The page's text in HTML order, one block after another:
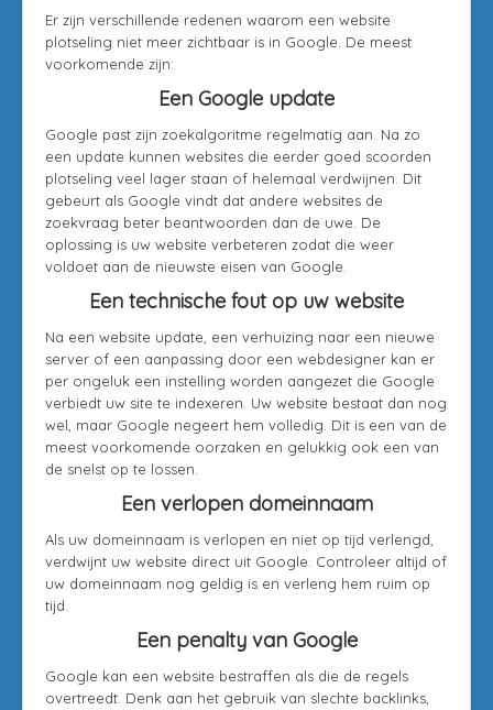
Er zijn verschillende redenen waarom een website
plotseling niet meer zichtbaar is in Google. De meest
voorkomende zijn:
Een Google update
Google past zijn zoekalgoritme regelmatig aan. Na zo
een update kunnen websites die eerder goed scoorden
plotseling veel lager staan of helemaal verdwijnen. Dit
gebeurt als Google vindt dat andere websites de
zoekvraag beter beantwoorden dan de uwe. De
oplossing is uw website verbeteren zodat die weer
voldoet aan de nieuwste eisen van Google.
Een technische fout op uw website
Na een website update, een verhuizing naar een nieuwe
server of een aanpassing door een webdesigner kan er
per ongeluk een instelling worden aangezet die Google
verbiedt uw site te indexeren. Uw website bestaat dan nog
wel, maar Google negeert hem volledig. Dit is een van de
meest voorkomende oorzaken en gelukkig ook een van
de snelst op te lossen.
Een verlopen domeinnaam
Als uw domeinnaam is verlopen en niet op tijd verlengd,
verdwijnt uw website direct uit Google. Controleer altijd of
uw domeinnaam nog geldig is en verleng hem ruim op
tijd.
Een penalty van Google
Google kan een website bestraffen als die de regels
overtreedt. Denk aan het gebruik van slechte backlinks,